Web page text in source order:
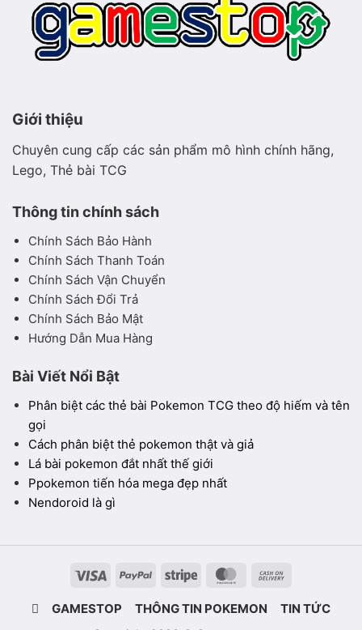
Giới thiệu
Chuyên cung cấp các sản phẩm mô hình chính hãng,
Lego, Thẻ bài TCG
Thông tin chính sách
Chính Sách Bảo Hành
Chính Sách Thanh Toán
Chính Sách Vận Chuyển
Chính Sách Đổi Trả
Chính Sách Bảo Mật
Hướng Dẫn Mua Hàng
Bài Viết Nổi Bật
Phân biệt các thẻ bài Pokemon TCG theo độ hiếm và tên
gọi
Cách phân biệt thẻ pokemon thật và giả
Lá bài pokemon đắt nhất thế giới
Ppokemon tiến hóa mega đẹp nhất
Nendoroid là gì
Visa PayPal Stripe MasterCard
Delivery
GAMESTOP THÔNG TIN POKEMON TIN TỨC